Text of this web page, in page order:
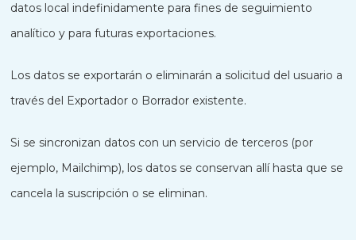
datos local indefinidamente para fines de seguimiento
analítico y para futuras exportaciones.
Los datos se exportarán o eliminarán a solicitud del usuario a
través del Exportador o Borrador existente.
Si se sincronizan datos con un servicio de terceros (por
ejemplo, Mailchimp), los datos se conservan allí hasta que se
cancela la suscripción o se eliminan.